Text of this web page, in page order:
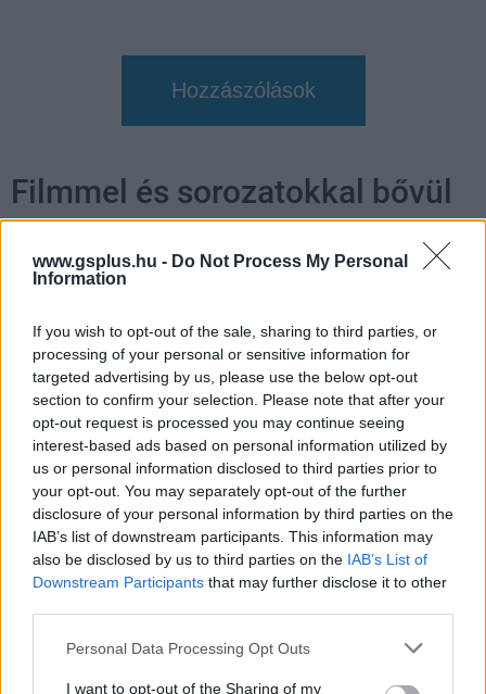
www.gsplus.hu - Do Not Process My Personal
Information
If you wish to opt-out of the sale, sharing to third parties, or
processing of your personal or sensitive information for
targeted advertising by us, please use the below opt-out
section to confirm your selection. Please note that after your
opt-out request is processed you may continue seeing
interest-based ads based on personal information utilized by
us or personal information disclosed to third parties prior to
your opt-out. You may separately opt-out of the further
disclosure of your personal information by third parties on the
IAB’s list of downstream participants. This information may
also be disclosed by us to third parties on the IAB’s List of
Downstream Participants that may further disclose it to other
Please note that this website/app uses one or more Google
not limited to your visit or usage behaviour. You may click to
Personal Data Processing Opt Outs
I want to opt-out of the Sharing of my
Hozzászólások
Filmmel és sorozatokkal bővül
Jake, az eb és Finn, az ember többféleképp is
visszatérnek.
Unmute Loaded:
21.02%
Ugyan a Kalandra fel! (eredeti címén Adventure Time)
csak 2010. és 2018. között futott, a Warner Bros. a
franchise-t messze nem engedte el: a közelmúltban
például az Adventure Time: Fionna and Cake-et
élvezhettük, amiben egy lány és macskája, Finn és Jake
alternatív változatai kalandoznak.
Most kiderült, hogy több tartalom is tervben van. Jön